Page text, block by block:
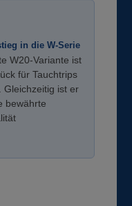
in die W-Serie
W20-Variante ist
für Tauchtrips
Gleichzeitig ist er
bewährte